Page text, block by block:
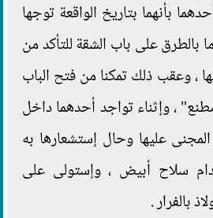
بأنهما بتاريخ الواقعة توجها
بالطرق على باب الشقة للتأكد من
، وعقب ذلك تمكنا من فتح الباب
، وإثناء تواجد أحدهما داخل
عليها وحال إستشعارها به
سلاح أبيض ، وإستولى على
بالفرار .